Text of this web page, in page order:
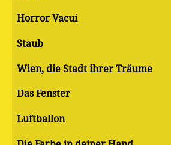
Horror Vacui
Staub
Wien, die Stadt ihrer Träume
Das Fenster
Luftballon